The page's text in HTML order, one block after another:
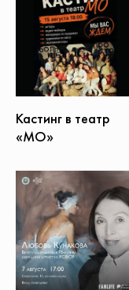
Кастинг в театр
«МО»